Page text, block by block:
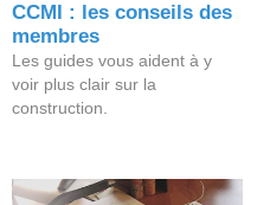
CCMI : les conseils des
membres
Les guides vous aident à y
voir plus clair sur la
construction.